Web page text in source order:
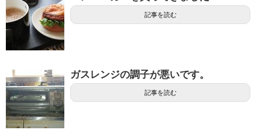
記事を読む
ガスレンジの調子が悪いです。
記事を読む